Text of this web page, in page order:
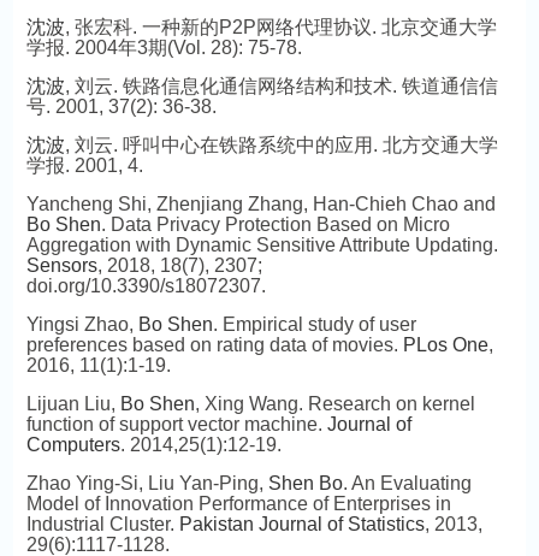
沈波, 张宏科. 一种新的P2P网络代理协议. 北京交通大学
学报. 2004年3期(Vol. 28): 75-78.
沈波, 刘云. 铁路信息化通信网络结构和技术. 铁道通信信
号. 2001, 37(2): 36-38.
沈波, 刘云. 呼叫中心在铁路系统中的应用. 北方交通大学
学报. 2001, 4.
Yancheng Shi, Zhenjiang Zhang, Han-Chieh Chao and
Bo Shen. Data Privacy Protection Based on Micro
Aggregation with Dynamic Sensitive Attribute Updating.
Sensors, 2018, 18(7), 2307;
doi.org/10.3390/s18072307.
Yingsi Zhao, Bo Shen. Empirical study of user
preferences based on rating data of movies. PLos One,
2016, 11(1):1-19.
Lijuan Liu, Bo Shen, Xing Wang. Research on kernel
function of support vector machine. Journal of
Computers. 2014,25(1):12-19.
Zhao Ying-Si, Liu Yan-Ping, Shen Bo. An Evaluating
Model of Innovation Performance of Enterprises in
Industrial Cluster. Pakistan Journal of Statistics, 2013,
29(6):1117-1128.